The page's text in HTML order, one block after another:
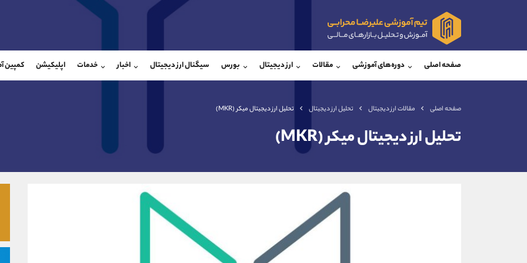
صفحه اصلی دوره‌های آموزشی مقالات ارز دیجیتال بورس سیگنال ارز دیجیتال اخبار خدمات اپلیکیشن کمپین
صفحه اصلی مقالات ارز دیجیتال تحلیل ارز دیجیتال تحلیل ارز دیجیتال میکر (MKR)
تحلیل ارز دیجیتال میکر (MKR)
@Armteam_admin_33
@Armteam_admin_103